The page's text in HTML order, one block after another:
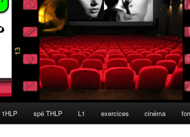
spé THLP L1 exercices cinéma